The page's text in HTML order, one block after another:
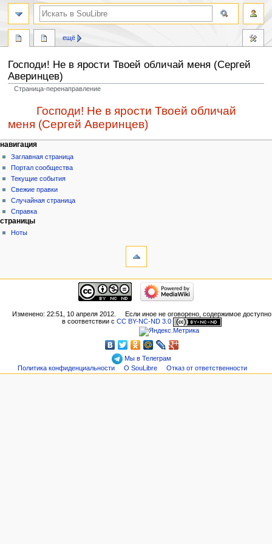
Гоcподи! Не в яpоcти Твоей обличай меня (Сергей
Аверинцев)
Страница-перенаправление
Перейти
навигации
Перейти
поиску
Перенаправление на:
Господи! Не в яpости Твоей обличай
меня (Сергей Аверинцев)
ещё
навигация
Заглавная страница
Портал сообщества
Текущие события
Свежие правки
Случайная страница
Справка
страницы
Ноты
Изменено: 22:51, 10 апреля 2012.
Если иное не оговорено, содержимое доступно
в соответствии с CC BY-NC-ND 3.0
Мы в Телеграм
Политика конфиденциальности
О SouLibre Отказ от ответственности